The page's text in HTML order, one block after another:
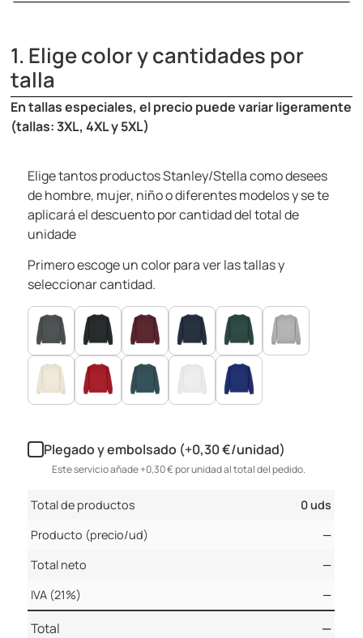
1. Elige color y cantidades por
talla
En tallas especiales, el precio puede variar ligeramente
(tallas: 3XL, 4XL y 5XL)
Elige tantos productos Stanley/Stella como desees
de hombre, mujer, niño o diferentes modelos y se te
aplicará el descuento por cantidad del total de
unidade
Primero escoge un color para ver las tallas y
seleccionar cantidad.
Plegado y embolsado (+0,30 €/unidad)
Este servicio añade +0,30 € por unidad al total del pedido.
Total de productos
0 uds
Producto (precio/ud)
—
Total neto
—
IVA (21%)
—
Total —